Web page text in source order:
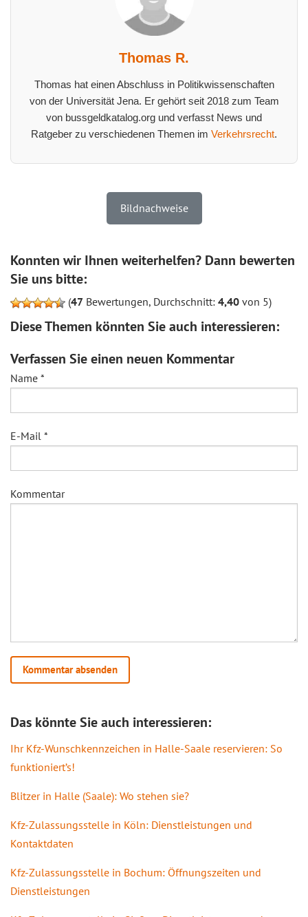
Thomas R.
Thomas hat einen Abschluss in Politikwissenschaften
von der Universität Jena. Er gehört seit 2018 zum Team
von bussgeldkatalog.org und verfasst News und
Ratgeber zu verschiedenen Themen im Verkehrsrecht.
Bildnachweise
Konnten wir Ihnen weiterhelfen? Dann bewerten
Sie uns bitte:
(47 Bewertungen, Durchschnitt: 4,40 von 5)
Diese Themen könnten Sie auch interessieren:
Verfassen Sie einen neuen Kommentar
Name *
E-Mail *
Kommentar
Das könnte Sie auch interessieren:
Ihr Kfz-Wunschkennzeichen in Halle-Saale reservieren: So
funktioniert’s!
Blitzer in Halle (Saale): Wo stehen sie?
Kfz-Zulassungsstelle in Köln: Dienstleistungen und
Kontaktdaten
Kfz-Zulassungsstelle in Bochum: Öffnungszeiten und
Dienstleistungen